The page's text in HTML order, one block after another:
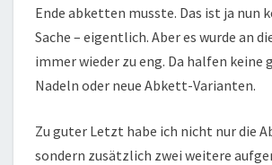
Ende abketten musste. Das ist ja nun
Sache – eigentlich. Aber es wurde an
immer wieder zu eng. Da halfen keine
Nadeln oder neue Abkett-Varianten.
Zu guter Letzt habe ich nicht nur die
sondern zusätzlich zwei weitere